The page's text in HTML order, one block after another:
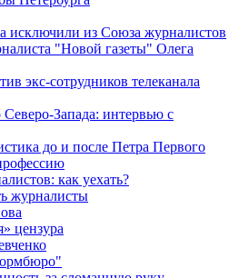
исключили из Союза журналистов
"Новой газеты" Олега
экс-сотрудников телеканала
Запада: интервью с
до и после Петра Первого
как уехать?
журналисты
цензура